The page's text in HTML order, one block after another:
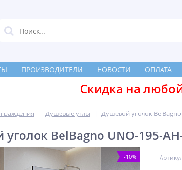
ПРОИЗВОДИТЕЛИ НОВОСТИ ОПЛАТА
Скидка на
Душевые углы Душевой уголок BelBagno
BelBagno UNO-195-
-10%